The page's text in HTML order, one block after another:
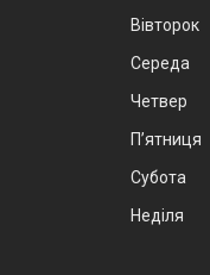
Вівторок
Середа
Четвер
Пʼятниця
Субота
Неділя